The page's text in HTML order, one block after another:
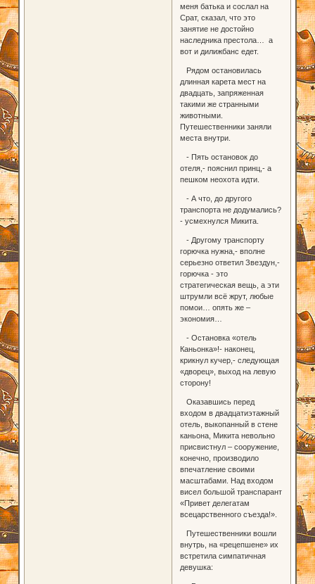
меня батька и сослал на
Срат, сказал, что это
занятие не достойно
наследника престола… а
вот и дилижбанс едет.
Рядом остановилась
длинная карета мест на
двадцать, запряженная
такими же странными
животными.
Путешественники заняли
места внутри.
- Пять остановок до
отеля,- пояснил принц,- а
пешком неохота идти.
- А что, до другого
транспорта не додумались?
- усмехнулся Микита.
- Другому транспорту
горючка нужна,- вполне
серьезно ответил Звездун,-
горючка - это
стратегическая вещь, а эти
штрумли всё жрут, любые
помои… опять же –
экономия…
- Остановка «отель
Каньонка»!- наконец,
крикнул кучер,- следующая
«дворец», выход на левую
сторону!
Оказавшись перед
входом в двадцатиэтажный
отель, выкопанный в стене
каньона, Микита невольно
присвистнул – сооружение,
конечно, производило
впечатление своими
масштабами. Над входом
висел большой транспарант
«Привет делегатам
всецарственного съезда!».
Путешественники вошли
внутрь, на «рецепшене» их
встретила симпатичная
девушка: